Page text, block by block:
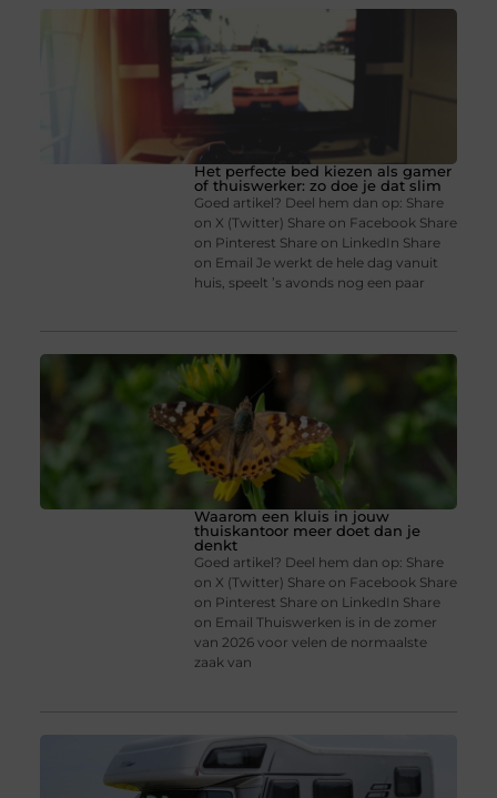
Het perfecte bed kiezen als gamer
of thuiswerker: zo doe je dat slim
Goed artikel? Deel hem dan op: Share
on X (Twitter) Share on Facebook Share
on Pinterest Share on LinkedIn Share
on Email Je werkt de hele dag vanuit
huis, speelt ’s avonds nog een paar
Waarom een kluis in jouw
thuiskantoor meer doet dan je
denkt
Goed artikel? Deel hem dan op: Share
on X (Twitter) Share on Facebook Share
on Pinterest Share on LinkedIn Share
on Email Thuiswerken is in de zomer
van 2026 voor velen de normaalste
zaak van